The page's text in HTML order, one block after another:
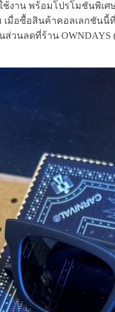
งาน พร้อมโปรโมชันพิเศษ
เมื่อซื้อสินค้าคอลเลกชันนี้
ส่วนลดที่ร้าน OWNDAYS